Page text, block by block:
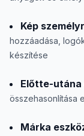
Kép
hozzáadása,
készítése
Előtte-utána
összehasonlítása
Márka